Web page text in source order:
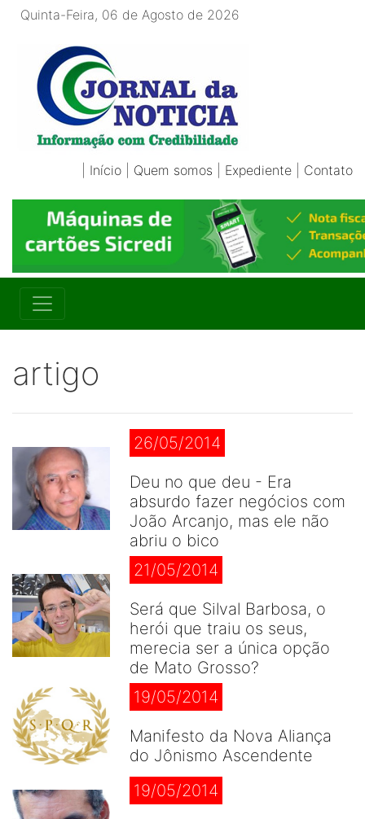
Quinta-Feira, 06 de Agosto de 2026
Início Quem somos Expediente Contato
artigo
26/05/2014
Deu no que deu - Era
absurdo fazer negócios com
João Arcanjo, mas ele não
abriu o bico
21/05/2014
Será que Silval Barbosa, o
herói que traiu os seus,
merecia ser a única opção
de Mato Grosso?
19/05/2014
Manifesto da Nova Aliança
do Jônismo Ascendente
19/05/2014